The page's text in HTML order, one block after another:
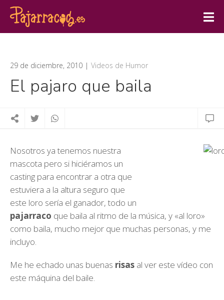
29 de diciembre, 2010 Videos de Humor
El pajaro que baila
Nosotros ya tenemos nuestra
mascota pero si hiciéramos un
casting para encontrar a otra que
estuviera a la altura seguro que
este loro sería el ganador, todo un
pajarraco que baila al ritmo de la música, y «al loro»
como baila, mucho mejor que muchas personas, y me
incluyo.
Me he echado unas buenas risas al ver este vídeo con
este máquina del baile.